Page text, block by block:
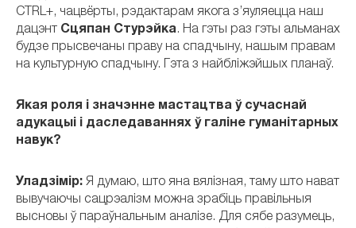
CTRL+, чацвёрты, рэдактарам якога з’яуляецца наш
дацэнт Сцяпан Стурэйка. На гэты раз гэты альманах
будзе прысвечаны праву на спадчыну, нашым правам
на культурную спадчыну. Гэта з найбліжэйшых планаў.
Якая роля і значэнне мастацтва ў сучаснай
адукацыі і даследаваннях ў галіне гуманітарных
навук?
Уладзімір: Я думаю, што яна вялізная, таму што нават
вывучаючы сацрэалізм можна зрабіць правільныя
высновы ў параўнальным аналізе. Для сябе разумець,